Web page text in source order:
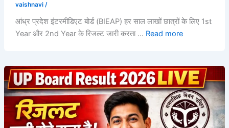
vaishnavi /
आंध्र प्रदेश इंटरमीडिएट बोर्ड (BIEAP) हर साल लाखों छात्रों के लिए 1st
Year और 2nd Year के रिजल्ट जारी करता … Read more